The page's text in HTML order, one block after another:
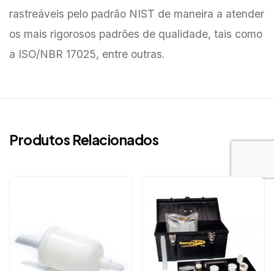
rastreáveis pelo padrão NIST de maneira a atender
os mais rigorosos padrões de qualidade, tais como
a ISO/NBR 17025, entre outras.
Produtos Relacionados